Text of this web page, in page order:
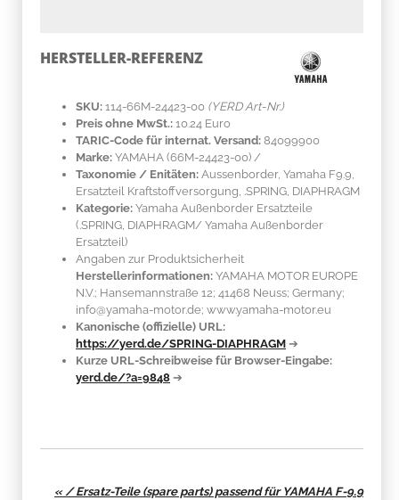
HERSTELLER-REFERENZ
SKU: 114-66M-24423-00 (YERD Art-Nr.)
Preis ohne MwSt.: 10.24 Euro
TARIC-Code für internat. Versand: 84099900
Marke: YAMAHA (66M-24423-00) /
Taxonomie / Enitäten: Aussenborder, Yamaha F9.9,
Ersatzteil Kraftstoffversorgung, .SPRING, DIAPHRAGM
Kategorie: Yamaha Außenborder Ersatzteile
(.SPRING, DIAPHRAGM/ Yamaha Außenborder
Ersatzteil)
Angaben zur Produktsicherheit
Herstellerinformationen: YAMAHA MOTOR EUROPE
N.V.; Hansemannstraße 12; 41468 Neuss; Germany;
info@yamaha-motor.de; www.yamaha-motor.eu
Kanonische (offizielle) URL:
https://yerd.de/SPRING-DIAPHRAGM ➔
Kurze URL-Schreibweise für Browser-Eingabe:
yerd.de/?a=9848 ➔
« / Ersatz-Teile (spare parts) passend für YAMAHA F-9.9